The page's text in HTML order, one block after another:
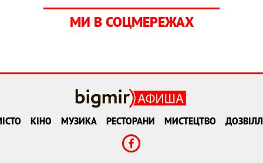
МИ В СОЦМЕРЕЖАХ
КІНО МУЗИКА РЕСТОРАНИ МИСТЕЦТВО